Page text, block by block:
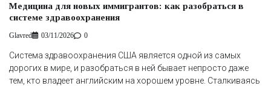
Медицина для новых иммигрантов: как разобраться в
системе здравоохранения
Glavred 03/11/2026 0
Система здравоохранения США является одной из самых
дорогих в мире, и разобраться в ней бывает непросто даже
тем, кто владеет английским на хорошем уровне. Сталкиваясь